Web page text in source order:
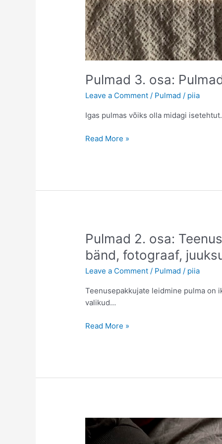
Pulmad 3. osa:
Leave a Comment / Pulmad / piia
Igas pulmas võiks olla midagi
Pulmad
hingega
Read More »
Pulmad 2. osa:
bänd, fotograaf,
Leave a Comment / Pulmad / piia
Teenusepakkujate leidmine pulma on
valikud…
Pulmad
meigikunstnik
Read More »